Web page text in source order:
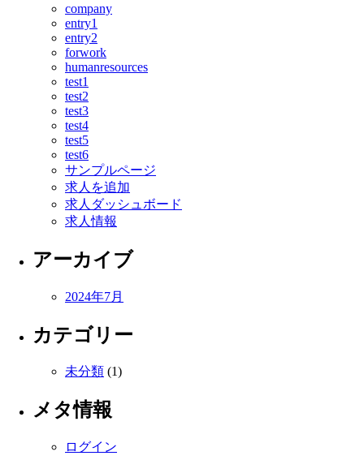
company
entry1
entry2
forwork
humanresources
test1
test2
test3
test4
test5
test6
サンプルページ
求人を追加
求人ダッシュボード
求人情報
アーカイブ
2024年7月
カテゴリー
未分類 (1)
メタ情報
ログイン